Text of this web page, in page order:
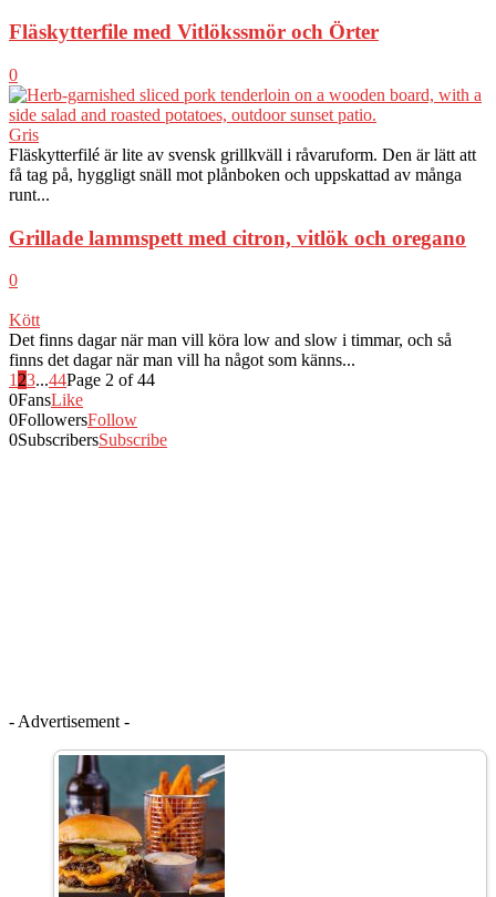
Fläskytterfile med Vitlökssmör och Örter
0
Gris
Fläskytterfilé är lite av svensk grillkväll i råvaruform. Den är lätt att
få tag på, hyggligt snäll mot plånboken och uppskattad av många
runt...
Grillade lammspett med citron, vitlök och oregano
0
Kött
Det finns dagar när man vill köra low and slow i timmar, och så
finns det dagar när man vill ha något som känns...
1 23...44Page 2 of 44
0FansLike
0FollowersFollow
0SubscribersSubscribe
- Advertisement -